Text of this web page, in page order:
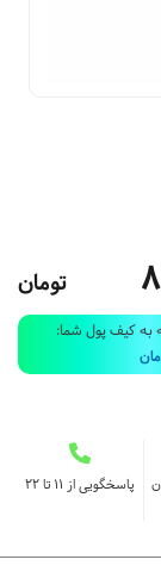
تومان
به کیف پول شما:
پاسخگویی از ۱۱ تا ۲۲